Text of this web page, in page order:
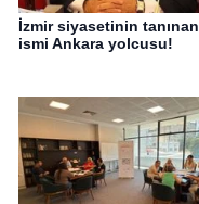
İzmir siyasetinin tanınan
ismi Ankara yolcusu!